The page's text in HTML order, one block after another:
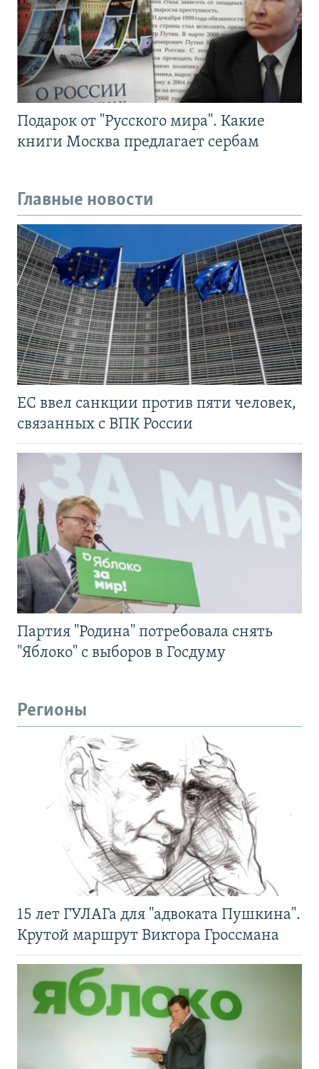
Подарок от "Русского мира". Какие
книги Москва предлагает сербам
Главные новости
ЕС ввел санкции против пяти человек,
связанных с ВПК России
Партия "Родина" потребовала снять
"Яблоко" с выборов в Госдуму
Регионы
15 лет ГУЛАГа для "адвоката Пушкина".
Крутой маршрут Виктора Гроссмана